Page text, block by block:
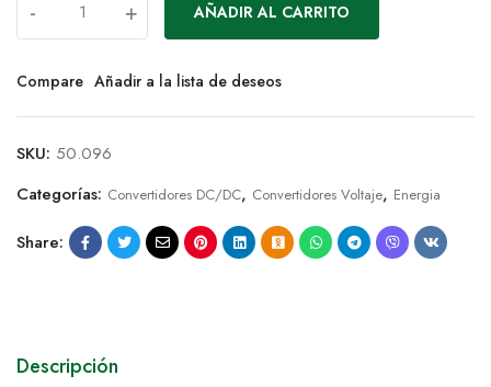
- + AÑADIR AL CARRITO
Compare Añadir a la lista de deseos
SKU: 50.096
Categorías: Convertidores DC/DC, Convertidores Voltaje, Energia
Share:
Descripción